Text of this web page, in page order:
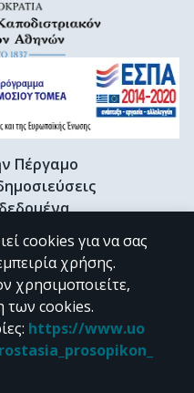
Πέργαμο
Γκρίζα βιβλιογραφία
BY-NC 4.0
της "Περγάμου" διατίθεται
cookies για να σας
χρήσης.
χρησιμοποιείτε,
των cookies.
: https://www.uo